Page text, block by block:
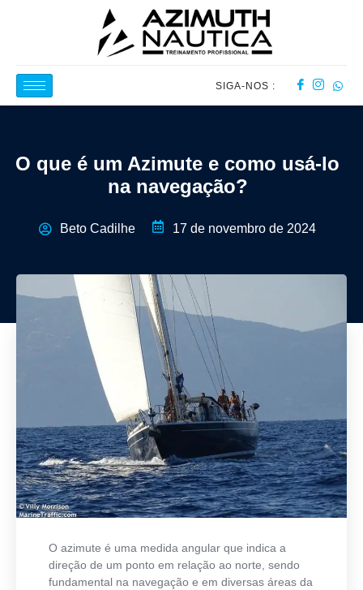
SIGA-NOS :
O que é um Azimute e como usá-lo
na navegação?
Beto Cadilhe 17 de novembro de 2024
O azimute é uma medida angular que indica a
direção de um ponto em relação ao norte, sendo
fundamental na navegação e em diversas áreas da